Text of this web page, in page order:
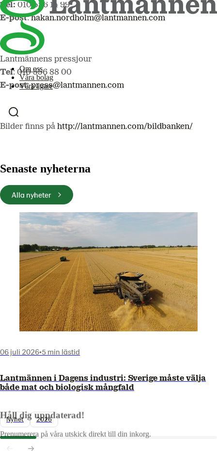
Om oss
Våra bolag
Våra ägare
Tel: 010 556 14 99
E-post:hakan.nordholm@lantmannen.com
Lantmännens pressjour
Tel: 010 556 88 00
E-post:press@lantmannen.com
Bilder finns på http://lantmannen.com/bildbanken/
Senaste nyheterna
Alla nyheter
06 juli 2026•5 min lästid
Lantmännen i Dagens industri: Sverige måste välja
både mat och biologisk mångfald
Nyhet 2026
Håll dig uppdaterad!
Prenumerera på våra utskick direkt till din inkorg.